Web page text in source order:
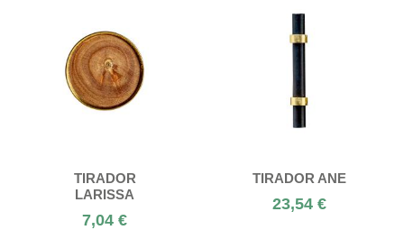
TIRADOR
LARISSA
7,04 €
TIRADOR ANE
23,54 €